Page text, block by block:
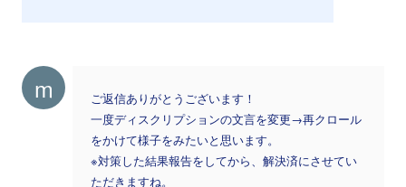
m
ご返信ありがとうございます！
一度ディスクリプションの文言を変更→再クロール
をかけて様子をみたいと思います。
※対策した結果報告をしてから、解決済にさせてい
ただきますね。